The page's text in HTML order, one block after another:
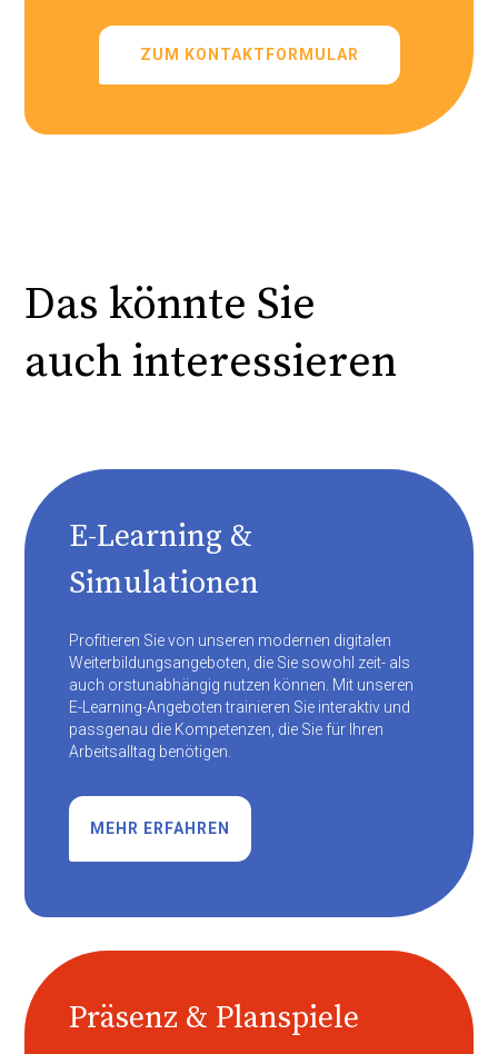
ZUM KONTAKTFORMULAR
Das könnte Sie
auch interessieren
E-Learning &
Simulationen
Profitieren Sie von unseren modernen digitalen
Weiterbildungsangeboten, die Sie sowohl zeit- als
auch orstunabhängig nutzen können. Mit unseren
E-Learning-Angeboten trainieren Sie interaktiv und
passgenau die Kompetenzen, die Sie für Ihren
Arbeitsalltag benötigen.
MEHR ERFAHREN
Präsenz & Planspiele